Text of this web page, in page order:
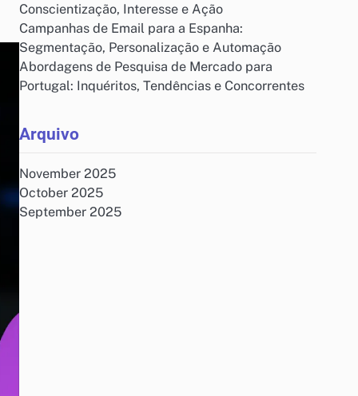
Conscientização, Interesse e Ação
Campanhas de Email para a Espanha:
Segmentação, Personalização e Automação
Abordagens de Pesquisa de Mercado para
Portugal: Inquéritos, Tendências e Concorrentes
Arquivo
November 2025
October 2025
September 2025